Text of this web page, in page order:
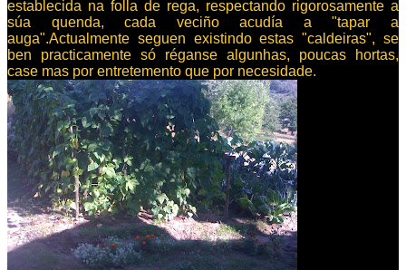
establecida na folla de rega, respectando rigorosamente a
súa quenda, cada veciño acudía a "tapar a
auga".Actualmente seguen existindo estas "caldeiras", se
ben practicamente só réganse algunhas, poucas hortas,
case mas por entretemento que por necesidade.